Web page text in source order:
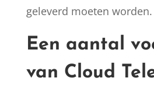
geleverd moeten worden.
Een aantal
van Cloud